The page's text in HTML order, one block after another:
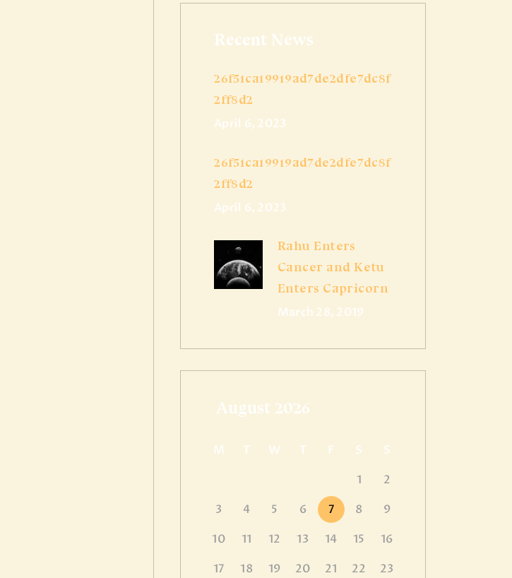
Recent News
26f51ca19919ad7de2dfe7dc8f
2ff8d2
April 6, 2023
26f51ca19919ad7de2dfe7dc8f
2ff8d2
April 6, 2023
Rahu Enters
Cancer and Ketu
Enters Capricorn
March 28, 2019
August 2026
M T W T F S
S
1
2
3
4 5 6 7 8
9
10
11 12 13 14 15
16
17
18 19 20 21 22
23